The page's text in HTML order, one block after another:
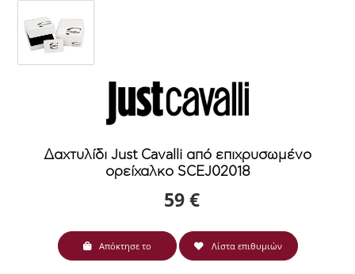
Δαχτυλίδι Just Cavalli από επιχρυσωμένο
ορείχαλκο SCEJ02018
59 €
Απόκτησε το Λίστα επιθυμιών